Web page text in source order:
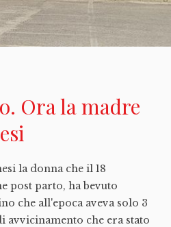
Ora la madre
la donna che il 18
post parto, ha bevuto
che all'epoca aveva solo 3
avvicinamento che era stato